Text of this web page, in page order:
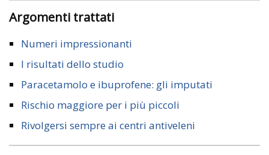
Argomenti trattati
Numeri impressionanti
I risultati dello studio
Paracetamolo e ibuprofene: gli imputati
Rischio maggiore per i più piccoli
Rivolgersi sempre ai centri antiveleni